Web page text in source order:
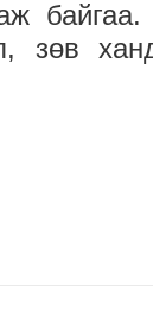
зөв